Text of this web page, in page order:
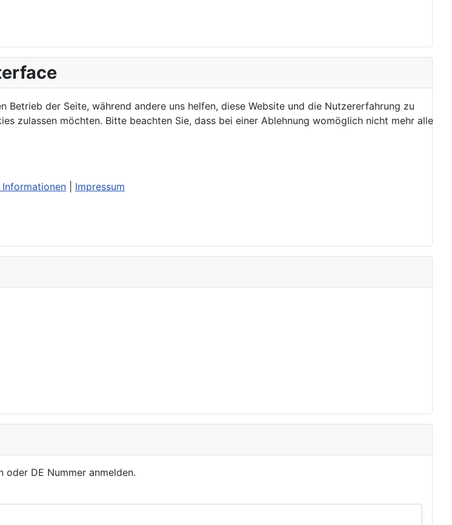
DE Nummer anmelden.
der Seite, während andere uns helfen, diese Website und die Nutzererfahrung zu
zulassen möchten. Bitte beachten Sie, dass bei einer Ablehnung womöglich nicht mehr alle
Informationen
Impressum